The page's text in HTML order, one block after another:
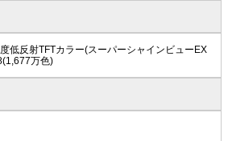
低反射TFTカラー(スーパーシャインビューEX
万色)